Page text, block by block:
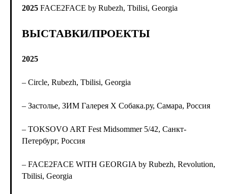
2025 FACE2FACE by Rubezh, Tbilisi, Georgia
ВЫСТАВКИ/ПРОЕКТЫ
2025
– Circle, Rubezh, Tbilisi, Georgia
– Застолье, ЗИМ Галерея Х Собака.ру, Самара, Россия
– TOKSOVO ART Fest Midsommer 5/42, Санкт-
Петербург, Россия
– FACE2FACE WITH GEORGIA by Rubezh, Revolution,
Tbilisi, Georgia